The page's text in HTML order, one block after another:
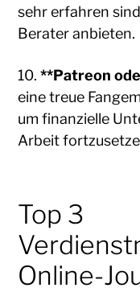
sehr erfahren
Berater anbieten.
10.**Patreon
eine treue
um finanzielle
Arbeit
Top 3
Online-